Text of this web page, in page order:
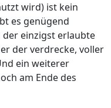
wird) ist kein
es genügend
der einzigst erlaubte
der verdrecke, voller
ein weiterer
am Ende des